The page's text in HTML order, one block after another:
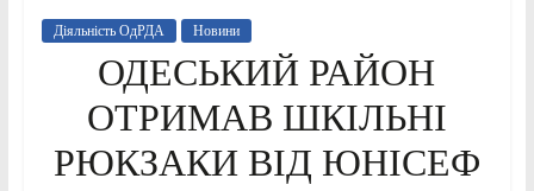
Діяльність ОдРДА Новини
ОДЕСЬКИЙ РАЙОН
ОТРИМАВ ШКІЛЬНІ
РЮКЗАКИ ВІД ЮНІСЕФ